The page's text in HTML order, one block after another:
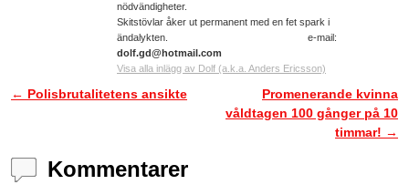
nödvändigheter.
Skitstövlar åker ut permanent med en fet spark i
ändalykten. e-mail:
dolf.gd@hotmail.com
Visa alla inlägg av Dolf (a.k.a. Anders Ericsson)
Inläggsnavigering
← Polisbrutalitetens ansikte
Promenerande kvinna
våldtagen 100 gånger på 10
timmar! →
Kommentarer